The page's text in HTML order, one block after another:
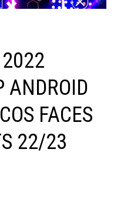
ANDROID
FACES
22/23